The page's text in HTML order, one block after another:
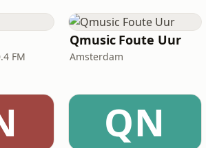
FM
Qmusic Foute Uur
Amsterdam
QN